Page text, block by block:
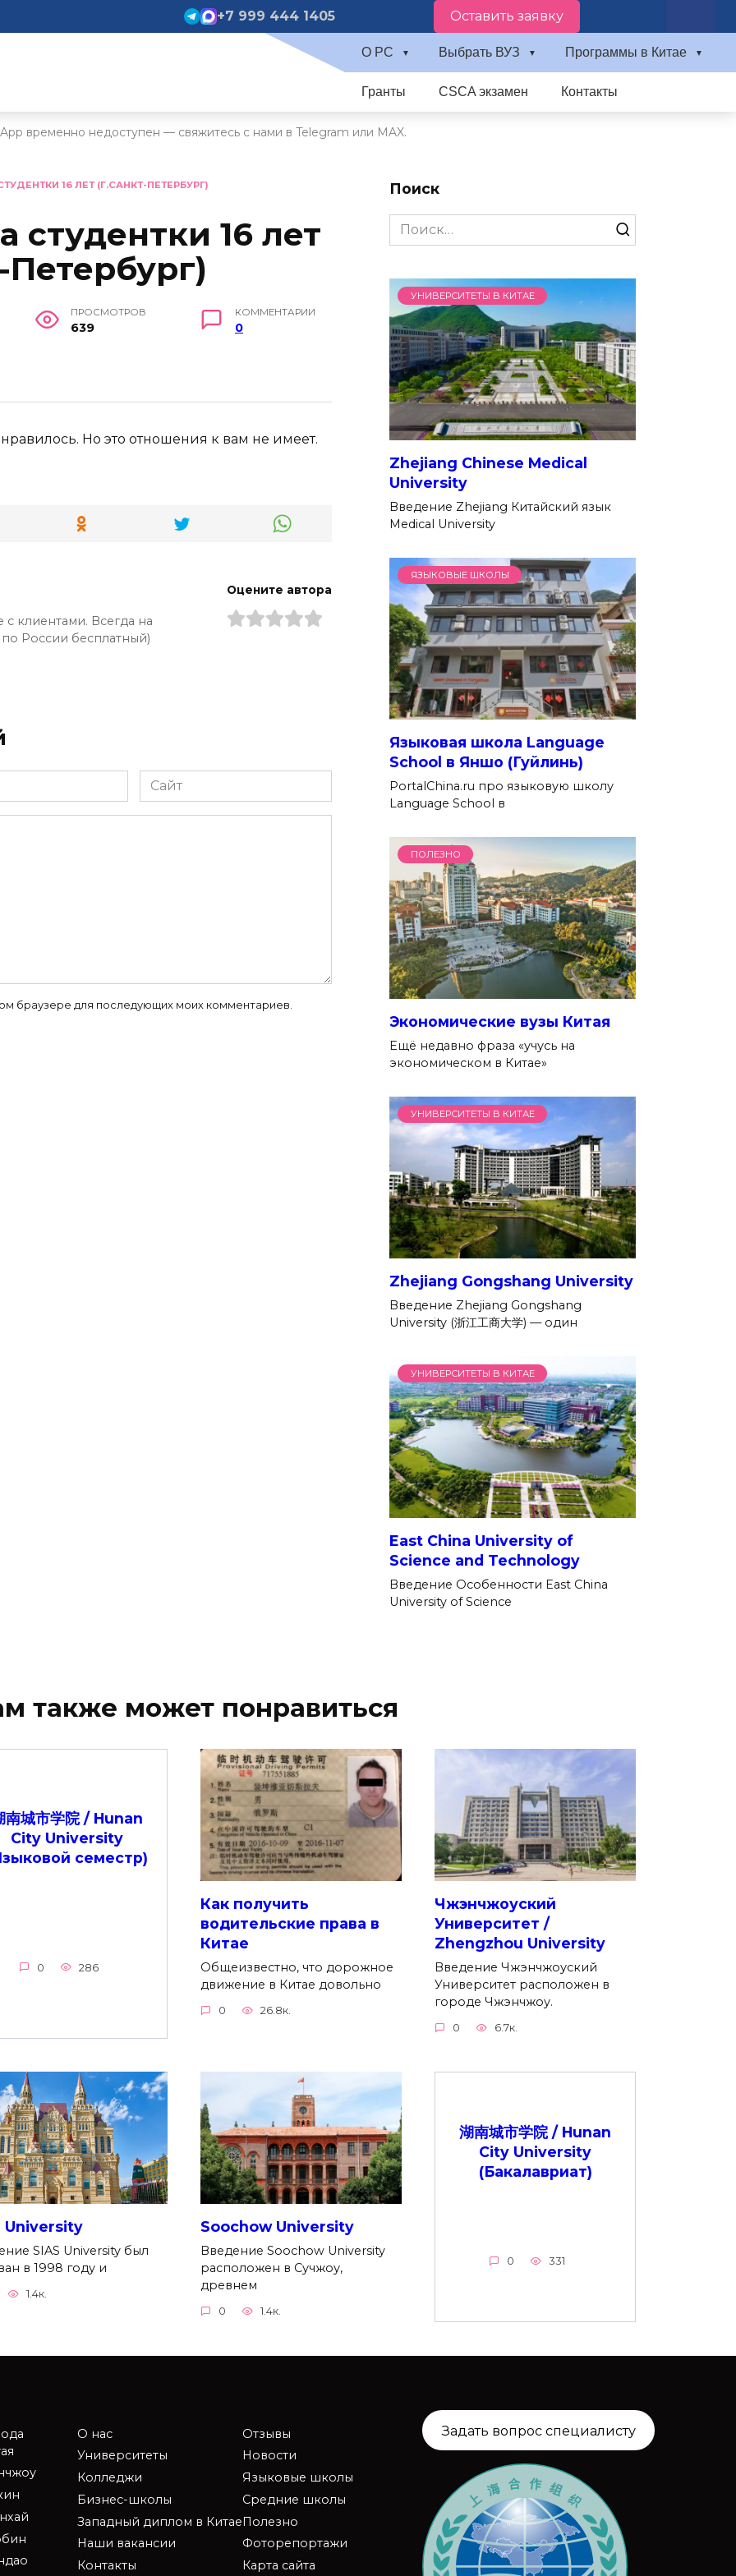
+7 999 444 1405 Оставить заявку
О PC Выбрать ВУЗ Программы в Китае
Гранты CSCA экзамен Контакты
временно недоступен — свяжитесь с нами в Telegram или MAX.
16 ЛЕТ (Г.САНКТ-ПЕТЕРБУРГ)
студентки 16 лет
Петербург)
ПРОСМОТРОВ
639
КОММЕНТАРИИ
0
Но это отношения к вам не имеет.
клиентами. Всегда на
России бесплатный)
Оцените автора
Сайт
браузере для последующих моих комментариев.
Поиск
Search
for:
УНИВЕРСИТЕТЫ В КИТАЕ
Zhejiang Chinese Medical
University
Введение Zhejiang Китайский язык
Medical University
ЯЗЫКОВЫЕ ШКОЛЫ
Языковая школа Language
School в Яншо (Гуйлинь)
PortalChina.ru про языковую школу
Language School в
ПОЛЕЗНО
Экономические вузы Китая
Ещё недавно фраза «учусь на
экономическом в Китае»
УНИВЕРСИТЕТЫ В КИТАЕ
Zhejiang Gongshang University
Введение Zhejiang Gongshang
University (浙江工商大学) — один
УНИВЕРСИТЕТЫ В КИТАЕ
East China University of
Science and Technology
Введение Особенности East China
University of Science
также может понравиться
南城市学院 / Hunan
City University
семестр)
0 286
Как получить
водительские права в
Китае
Общеизвестно, что дорожное
движение в Китае довольно
0 26.8к.
Чжэнчжоуский
Университет /
Zhengzhou University
Введение Чжэнчжоуский
Университет расположен в
городе Чжэнчжоу.
0 6.7к.
University
SIAS University был
в 1998 году и
1.4к.
Soochow University
Введение Soochow University
расположен в Сучжоу,
древнем
0 1.4к.
湖南城市学院 / Hunan
City University
(Бакалавриат)
0 331
О нас
Университеты
Колледжи
Бизнес-школы
Западный диплом в Китае
Наши вакансии
Контакты
Отзывы
Новости
Языковые школы
Средние школы
Полезно
Фоторепортажи
Карта сайта
Задать вопрос специалисту